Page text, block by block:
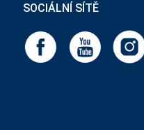
SOCIÁLNÍ SÍTĚ